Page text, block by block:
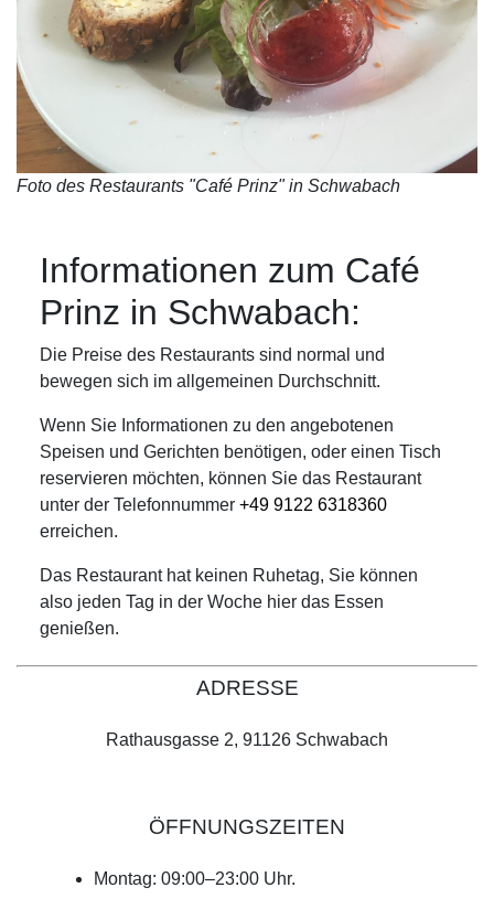
Foto des Restaurants "Café Prinz" in Schwabach
Informationen zum Café
Prinz in Schwabach:
Die Preise des Restaurants sind normal und
bewegen sich im allgemeinen Durchschnitt.
Wenn Sie Informationen zu den angebotenen
Speisen und Gerichten benötigen, oder einen Tisch
reservieren möchten, können Sie das Restaurant
unter der Telefonnummer +49 9122 6318360
erreichen.
Das Restaurant hat keinen Ruhetag, Sie können
also jeden Tag in der Woche hier das Essen
genießen.
ADRESSE
Rathausgasse 2, 91126 Schwabach
ÖFFNUNGSZEITEN
Montag: 09:00–23:00 Uhr.